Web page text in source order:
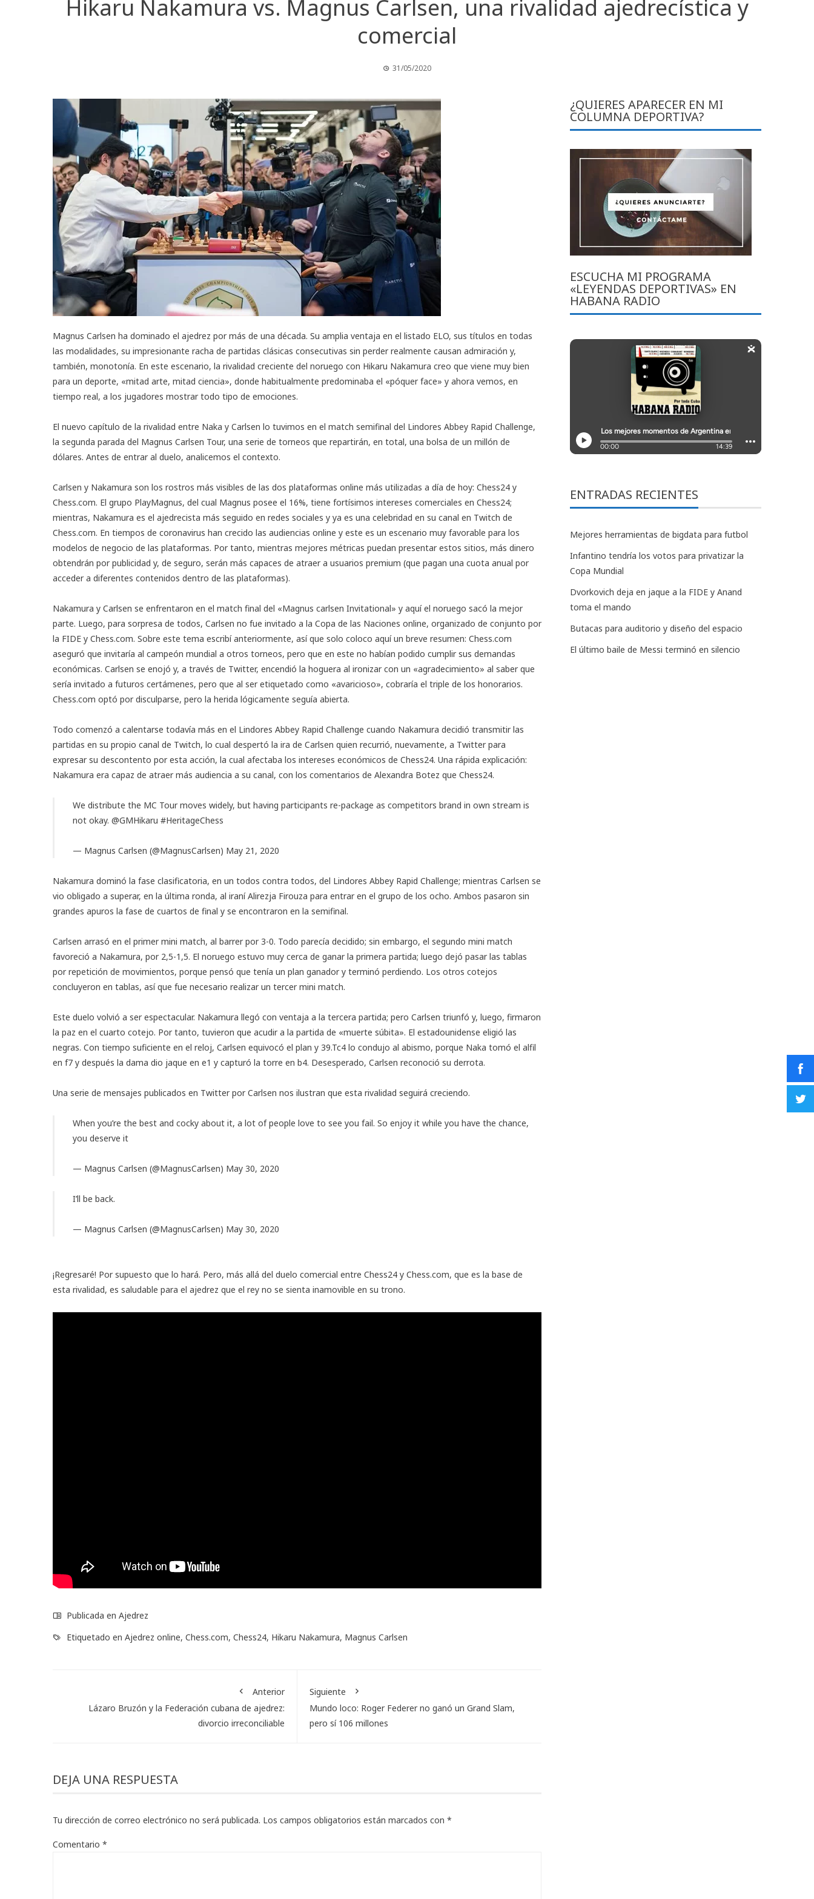
Hikaru Nakamura vs. Magnus Carlsen, una rivalidad ajedrecística y
comercial
31/05/2020
Magnus Carlsen ha dominado el ajedrez por más de una década. Su amplia ventaja en el listado ELO, sus títulos en todas
las modalidades, su impresionante racha de partidas clásicas consecutivas sin perder realmente causan admiración y,
también, monotonía. En este escenario, la rivalidad creciente del noruego con Hikaru Nakamura creo que viene muy bien
para un deporte, «mitad arte, mitad ciencia», donde habitualmente predominaba el «póquer face» y ahora vemos, en
tiempo real, a los jugadores mostrar todo tipo de emociones.
El nuevo capítulo de la rivalidad entre Naka y Carlsen lo tuvimos en el match semifinal del Lindores Abbey Rapid Challenge,
la segunda parada del Magnus Carlsen Tour, una serie de torneos que repartirán, en total, una bolsa de un millón de
dólares. Antes de entrar al duelo, analicemos el contexto.
Carlsen y Nakamura son los rostros más visibles de las dos plataformas online más utilizadas a día de hoy: Chess24 y
Chess.com. El grupo PlayMagnus, del cual Magnus posee el 16%, tiene fortísimos intereses comerciales en Chess24;
mientras, Nakamura es el ajedrecista más seguido en redes sociales y ya es una celebridad en su canal en Twitch de
Chess.com. En tiempos de coronavirus han crecido las audiencias online y este es un escenario muy favorable para los
modelos de negocio de las plataformas. Por tanto, mientras mejores métricas puedan presentar estos sitios, más dinero
obtendrán por publicidad y, de seguro, serán más capaces de atraer a usuarios premium (que pagan una cuota anual por
acceder a diferentes contenidos dentro de las plataformas).
Nakamura y Carlsen se enfrentaron en el match final del «Magnus carlsen Invitational» y aquí el noruego sacó la mejor
parte. Luego, para sorpresa de todos, Carlsen no fue invitado a la Copa de las Naciones online, organizado de conjunto por
la FIDE y Chess.com. Sobre este tema escribí anteriormente, así que solo coloco aquí un breve resumen: Chess.com
aseguró que invitaría al campeón mundial a otros torneos, pero que en este no habían podido cumplir sus demandas
económicas. Carlsen se enojó y, a través de Twitter, encendió la hoguera al ironizar con un «agradecimiento» al saber que
sería invitado a futuros certámenes, pero que al ser etiquetado como «avaricioso», cobraría el triple de los honorarios.
Chess.com optó por disculparse, pero la herida lógicamente seguía abierta.
Todo comenzó a calentarse todavía más en el Lindores Abbey Rapid Challenge cuando Nakamura decidió transmitir las
partidas en su propio canal de Twitch, lo cual despertó la ira de Carlsen quien recurrió, nuevamente, a Twitter para
expresar su descontento por esta acción, la cual afectaba los intereses económicos de Chess24. Una rápida explicación:
Nakamura era capaz de atraer más audiencia a su canal, con los comentarios de Alexandra Botez que Chess24.
We distribute the MC Tour moves widely, but having participants re-package as competitors brand in own stream is
not okay. @GMHikaru #HeritageChess
— Magnus Carlsen (@MagnusCarlsen) May 21, 2020
Nakamura dominó la fase clasificatoria, en un todos contra todos, del Lindores Abbey Rapid Challenge; mientras Carlsen se
vio obligado a superar, en la última ronda, al iraní Alirezja Firouza para entrar en el grupo de los ocho. Ambos pasaron sin
grandes apuros la fase de cuartos de final y se encontraron en la semifinal.
Carlsen arrasó en el primer mini match, al barrer por 3-0. Todo parecía decidido; sin embargo, el segundo mini match
favoreció a Nakamura, por 2,5-1,5. El noruego estuvo muy cerca de ganar la primera partida; luego dejó pasar las tablas
por repetición de movimientos, porque pensó que tenía un plan ganador y terminó perdiendo. Los otros cotejos
concluyeron en tablas, así que fue necesario realizar un tercer mini match.
Este duelo volvió a ser espectacular. Nakamura llegó con ventaja a la tercera partida; pero Carlsen triunfó y, luego, firmaron
la paz en el cuarto cotejo. Por tanto, tuvieron que acudir a la partida de «muerte súbita». El estadounidense eligió las
negras. Con tiempo suficiente en el reloj, Carlsen equivocó el plan y 39.Tc4 lo condujo al abismo, porque Naka tomó el alfil
en f7 y después la dama dio jaque en e1 y capturó la torre en b4. Desesperado, Carlsen reconoció su derrota.
Una serie de mensajes publicados en Twitter por Carlsen nos ilustran que esta rivalidad seguirá creciendo.
When you’re the best and cocky about it, a lot of people love to see you fail. So enjoy it while you have the chance,
you deserve it
— Magnus Carlsen (@MagnusCarlsen) May 30, 2020
I’ll be back.
— Magnus Carlsen (@MagnusCarlsen) May 30, 2020
¡Regresaré! Por supuesto que lo hará. Pero, más allá del duelo comercial entre Chess24 y Chess.com, que es la base de
esta rivalidad, es saludable para el ajedrez que el rey no se sienta inamovible en su trono.
Publicada en Ajedrez
Etiquetado en Ajedrez online, Chess.com, Chess24, Hikaru Nakamura, Magnus Carlsen
Anterior
Lázaro Bruzón y la Federación cubana de ajedrez:
divorcio irreconciliable
Siguiente
Mundo loco: Roger Federer no ganó un Grand Slam,
pero sí 106 millones
DEJA UNA RESPUESTA
Tu dirección de correo electrónico no será publicada. Los campos obligatorios están marcados con *
Comentario *
¿QUIERES APARECER EN MI
COLUMNA DEPORTIVA?
ESCUCHA MI PROGRAMA
«LEYENDAS DEPORTIVAS» EN
HABANA RADIO
ENTRADAS RECIENTES
Mejores herramientas de bigdata para futbol
Infantino tendría los votos para privatizar la
Copa Mundial
Dvorkovich deja en jaque a la FIDE y Anand
toma el mando
Butacas para auditorio y diseño del espacio
El último baile de Messi terminó en silencio